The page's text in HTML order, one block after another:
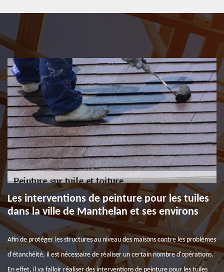
Les interventions de peinture pour les tuiles
dans la ville de Manthelan et ses environs
Afin de protéger les structures au niveau des maisons contre les problèmes
d'étanchéité, il est nécessaire de réaliser un certain nombre d'opérations.
En effet, il va falloir réaliser des interventions de peinture pour les tuiles